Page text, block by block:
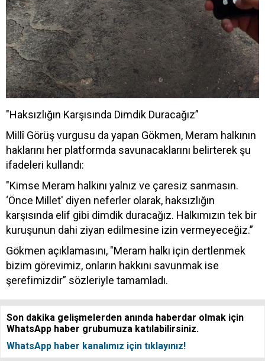
"Haksızlığın Karşısında Dimdik Duracağız”
Millî Görüş vurgusu da yapan Gökmen, Meram halkının
haklarını her platformda savunacaklarını belirterek şu
ifadeleri kullandı:
"Kimse Meram halkını yalnız ve çaresiz sanmasın.
‘Önce Millet' diyen neferler olarak, haksızlığın
karşısında elif gibi dimdik duracağız. Halkımızın tek bir
kuruşunun dahi ziyan edilmesine izin vermeyeceğiz.”
Gökmen açıklamasını, "Meram halkı için dertlenmek
bizim görevimiz, onların hakkını savunmak ise
şerefimizdir” sözleriyle tamamladı.
Son dakika gelişmelerden anında haberdar olmak için
WhatsApp haber grubumuza katılabilirsiniz.
WhatsApp haber kanalımız için tıklayınız!